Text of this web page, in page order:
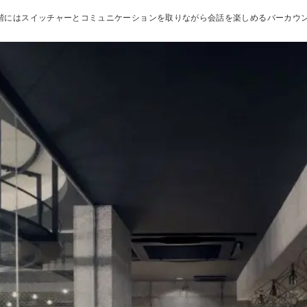
にはスイッチャーとコミュニケーションを取りながら会話を楽しめるバーカウ